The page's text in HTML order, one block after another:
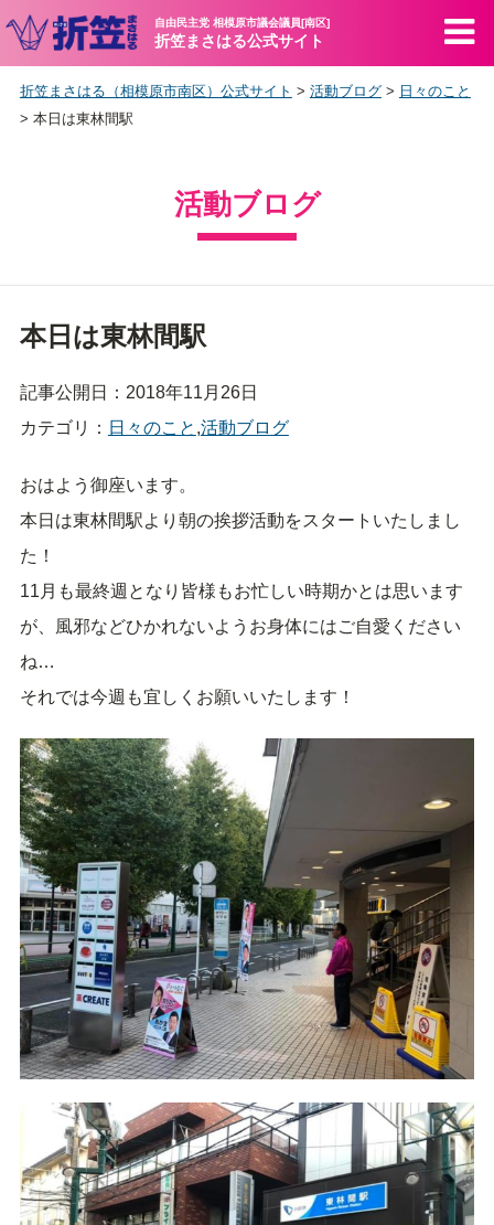
自由民主党 相模原市議会議員[南区]
折笠まさはる公式サイト
折笠まさはる（相模原市南区）公式サイト > 活動ブログ> 日々のこと
> 本日は東林間駅
活動ブログ
本日は東林間駅
記事公開日：2018年11月26日
カテゴリ： 日々のこと ,活動ブログ
おはよう御座います。
本日は東林間駅より朝の挨拶活動をスタートいたしまし
た！
11月も最終週となり皆様もお忙しい時期かとは思います
が、風邪などひかれないようお身体にはご自愛ください
ね…
それでは今週も宜しくお願いいたします！